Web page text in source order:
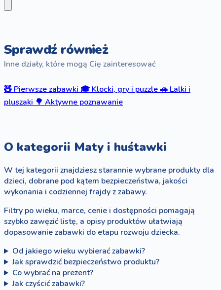
Sprawdź również
Inne działy, które mogą Cię zainteresować
🧸Pierwsze zabawki🎓Klocki, gry i puzzle🚗Lalki i
pluszaki🌳Aktywne poznawanie
O kategorii Maty i huśtawki
W tej kategorii znajdziesz starannie wybrane produkty dla
dzieci, dobrane pod kątem bezpieczeństwa, jakości
wykonania i codziennej frajdy z zabawy.
Filtry po wieku, marce, cenie i dostępności pomagają
szybko zawęzić listę, a opisy produktów ułatwiają
dopasowanie zabawki do etapu rozwoju dziecka.
Od jakiego wieku wybierać zabawki?
Jak sprawdzić bezpieczeństwo produktu?
Co wybrać na prezent?
Jak czyścić zabawki?